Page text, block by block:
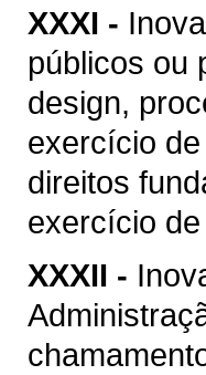
XXXI -
públicos ou
design,
exercício
direitos
exercício
XXXII -